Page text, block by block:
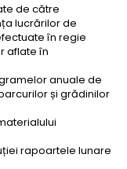
de către
lucrărilor de
în regie
aflate în
anuale de
și grădinilor
rapoartele lunare